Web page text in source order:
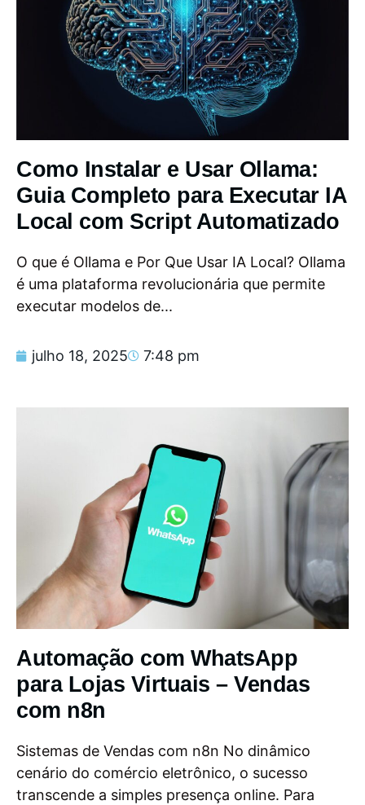
Como Instalar e Usar Ollama:
Guia Completo para Executar IA
Local com Script Automatizado
O que é Ollama e Por Que Usar IA Local? Ollama
é uma plataforma revolucionária que permite
executar modelos de...
julho 18, 2025 7:48 pm
Automação com WhatsApp
para Lojas Virtuais – Vendas
com n8n
Sistemas de Vendas com n8n No dinâmico
cenário do comércio eletrônico, o sucesso
transcende a simples presença online. Para